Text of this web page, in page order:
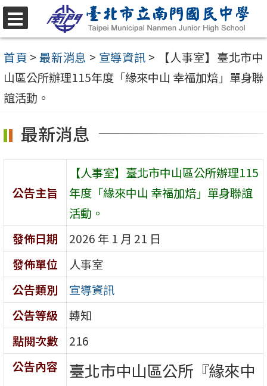
跳
至
主
要
內
區
選
單
首頁 > 最新消息 > 宣導資訊 >
【人事室】臺北市中
山區公所辦理115年度「緣來中山 幸福加焙」單身聯
誼活動。
最新消息
公告主旨
【人事室】臺北市中山區公所辦理115
年度「緣來中山 幸福加焙」單身聯誼
活動。
發佈日期
2026 年 1 月 21 日
發佈單位
人事室
公告類別
宣導資訊
公告等級
轉知
點閱次數
216
公告內容
臺北市中山區公所『緣來中